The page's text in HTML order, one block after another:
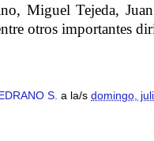
Miguel Tejeda,
otros importantes
S. a la/s domingo,